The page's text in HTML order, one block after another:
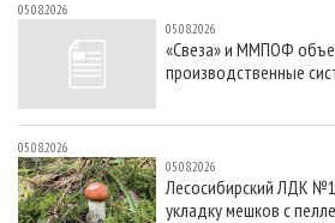
05.08.2026
05.08.2026
«Свеза» и ММПОФ
производственные
05.08.2026
05.08.2026
Лесосибирский ЛДК
укладку мешков с